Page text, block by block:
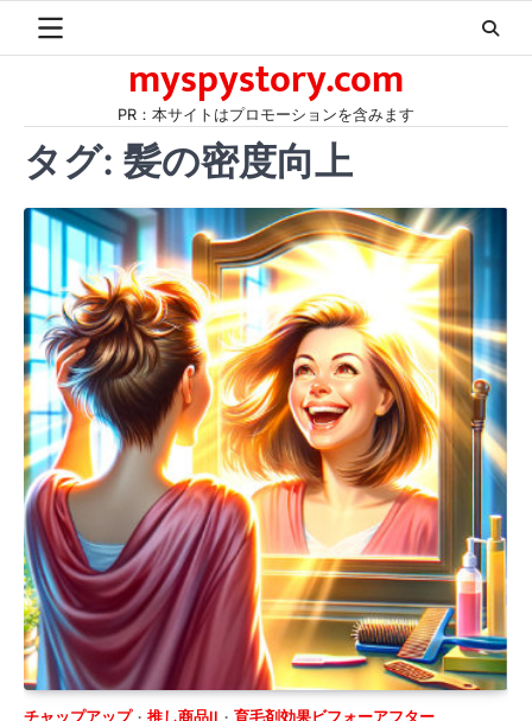
myspystory.com
PR：本サイトはプロモーションを含みます
タグ: 髪の密度向上
チャップアップ 推し商品II 育毛剤効果ビフォーアフター